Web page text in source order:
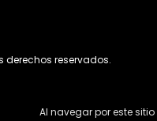
Al navegar por este sitio
derechos reservados.